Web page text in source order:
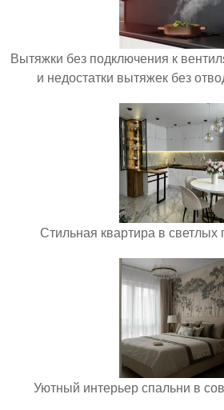
Вытяжки без подключения к
и недостатки вытяжек без
Стильная квартира в светлых
Уютный интерьер спальни в